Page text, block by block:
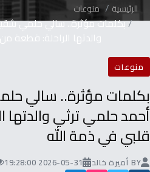
الرئيسية منوعات
بكلمات مؤثرة.. سالي حلمي
والدتها الراحلة: قطعة
منوعات
بكلمات مؤثرة.. سالي
أحمد حلمي ترثي
قلبي في ذمة الله
BY أميرة خالد 2026-05-31 19:28:00